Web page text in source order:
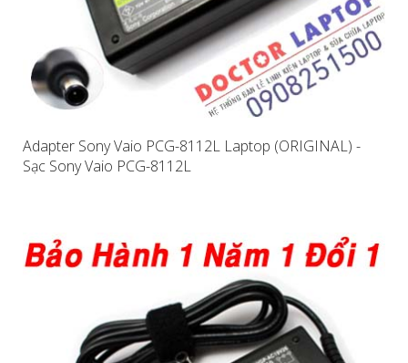
Adapter Sony Vaio PCG-8112L Laptop (ORIGINAL) -
Sạc Sony Vaio PCG-8112L